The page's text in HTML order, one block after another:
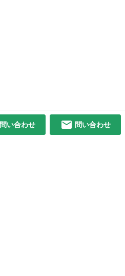
問い合わせ 問い合わせ